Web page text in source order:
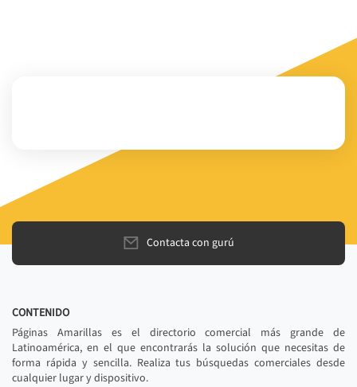
Contacta con gurú
CONTENIDO
Páginas Amarillas es el directorio comercial más grande de
Latinoamérica, en el que encontrarás la solución que necesitas de
forma rápida y sencilla. Realiza tus búsquedas comerciales desde
cualquier lugar y dispositivo.